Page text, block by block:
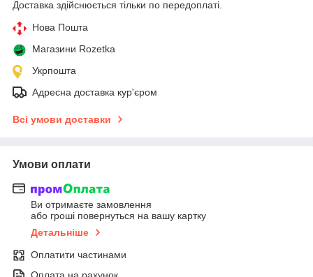
Доставка здійснюється тільки по передоплаті.
Нова Пошта
Магазини Rozetka
Укрпошта
Адресна доставка кур'єром
Всі умови доставки
Умови оплати
Ви отримаєте замовлення
або гроші повернуться на вашу картку
Детальніше
Оплатити частинами